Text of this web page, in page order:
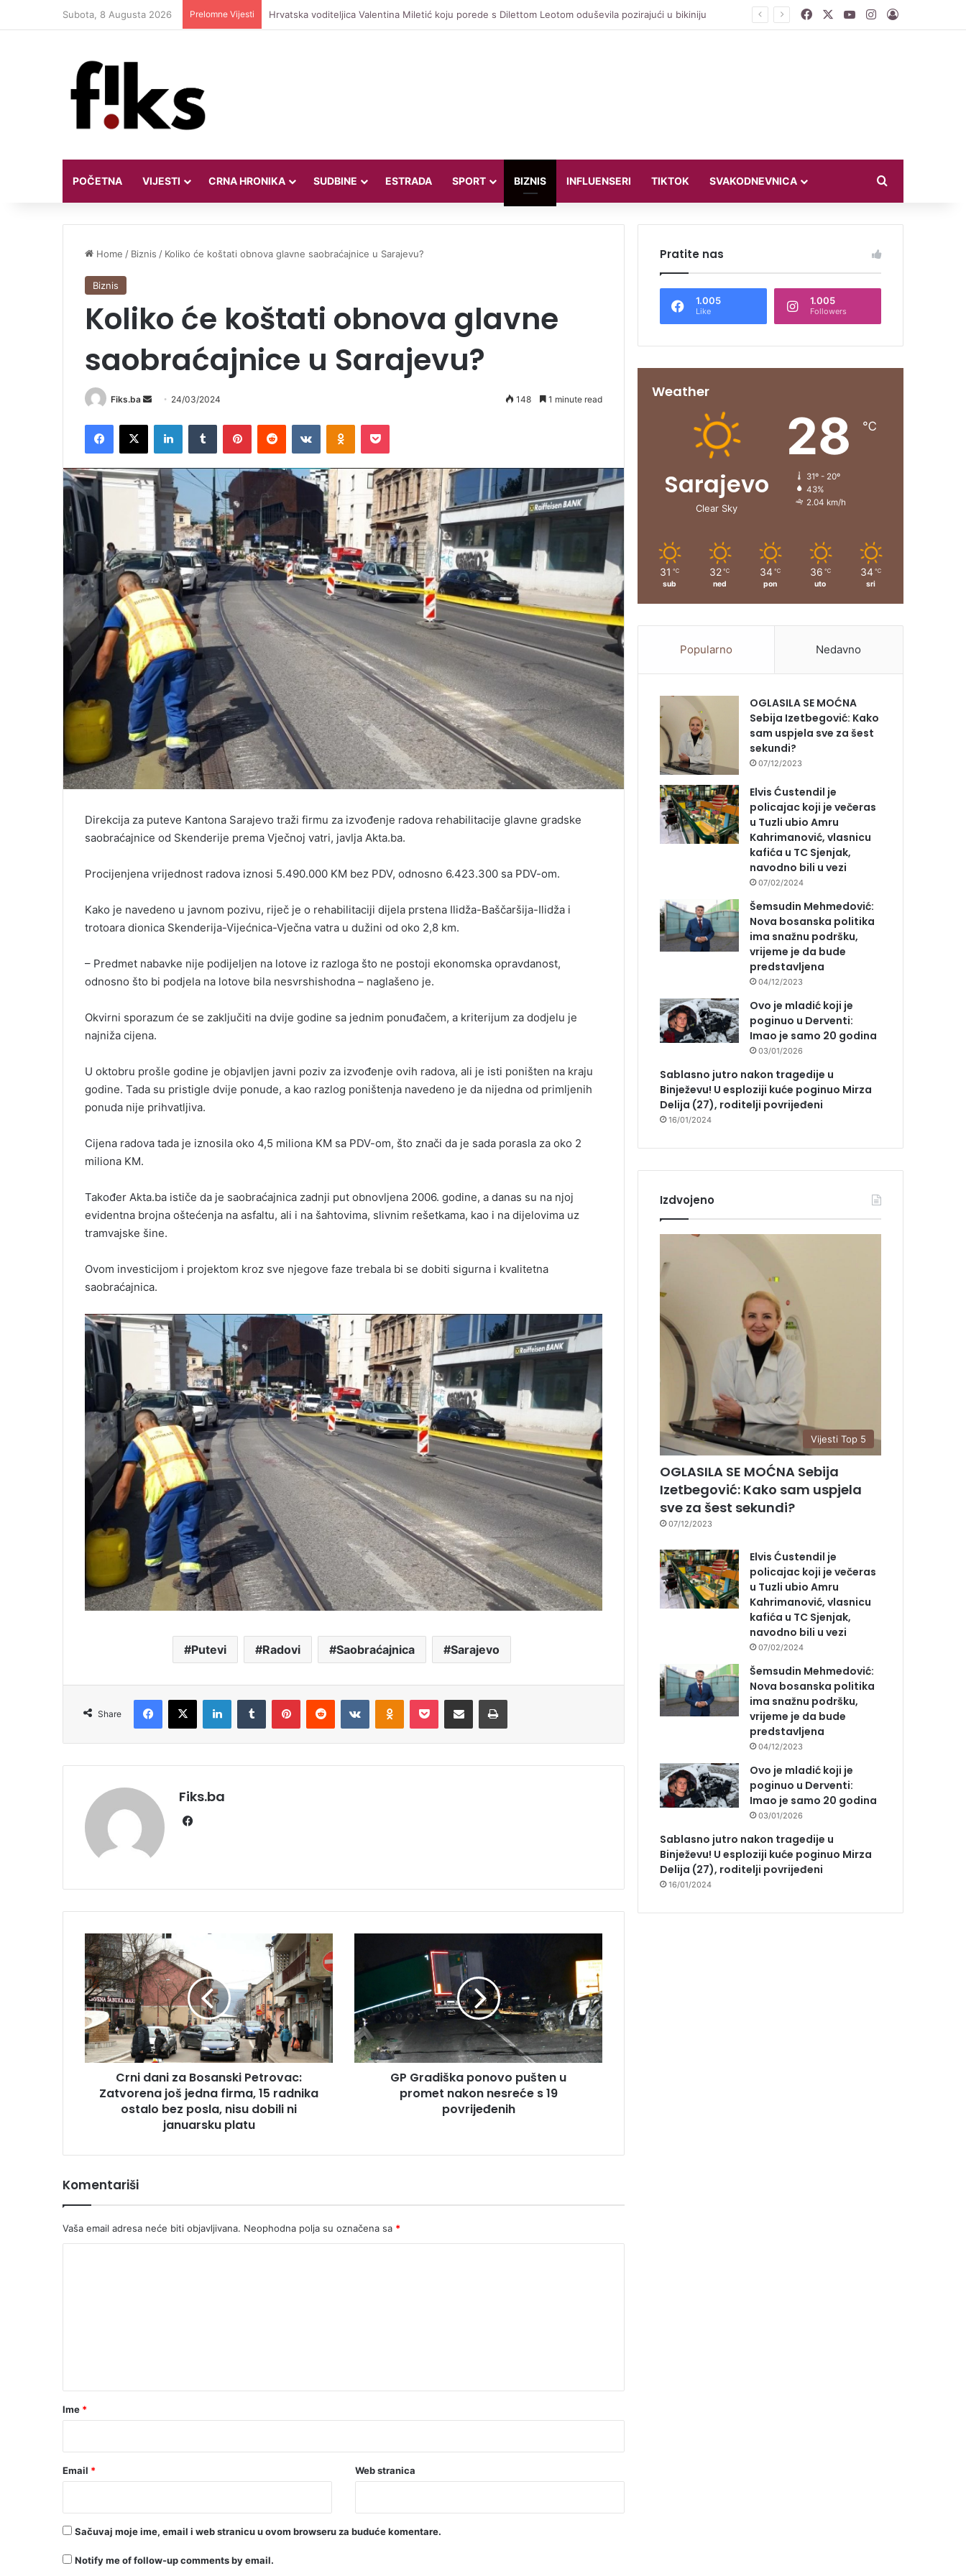
Subota, 8 Augusta 2026 Prelomne Vijesti Hrvatska voditeljica Valentina Miletić koju porede s Dilettom Leotom oduševila pozirajući u bikiniju FacebookYouTubeInstagram
Log In
POČETNA VIJESTI CRNA HRONIKA SUDBINE ESTRADA SPORT BIZNIS INFLUENSERI TIKTOK SVAKODNEVNICA
Home / Biznis / Koliko će koštati obnova glavne saobraćajnice u Sarajevu?
Biznis
Koliko će koštati obnova glavne
saobraćajnice u Sarajevu?
Fiks.ba
Send
email
24/03/2024 148 1 minute read
Facebook
X LinkedInTumblr PinterestReddit VKontakteOdnoklassniki
Pocket
Direkcija za puteve Kantona Sarajevo traži firmu za izvođenje radova rehabilitacije glavne gradske
saobraćajnice od Skenderije prema Vječnoj vatri, javlja Akta.ba.
Procijenjena vrijednost radova iznosi 5.490.000 KM bez PDV, odnosno 6.423.300 sa PDV-om.
Kako je navedeno u javnom pozivu, riječ je o rehabilitaciji dijela prstena Ilidža-Baščaršija-Ilidža i
trotoara dionica Skenderija-Vijećnica-Vječna vatra u dužini od oko 2,8 km.
– Predmet nabavke nije podijeljen na lotove iz razloga što ne postoji ekonomska opravdanost,
odnosno što bi podjela na lotove bila nesvrshishodna – naglašeno je.
Okvirni sporazum će se zaključiti na dvije godine sa jednim ponuđačem, a kriterijum za dodjelu je
najniža cijena.
U oktobru prošle godine je objavljen javni poziv za izvođenje ovih radova, ali je isti poništen na kraju
godine. Tada su pristigle dvije ponude, a kao razlog poništenja navedeno je da nijedna od primljenih
ponuda nije prihvatljiva.
Cijena radova tada je iznosila oko 4,5 miliona KM sa PDV-om, što znači da je sada porasla za oko 2
miliona KM.
Također Akta.ba ističe da je saobraćajnica zadnji put obnovljena 2006. godine, a danas su na njoj
evidentna brojna oštećenja na asfaltu, ali i na šahtovima, slivnim rešetkama, kao i na dijelovima uz
tramvajske šine.
Ovom investicijom i projektom kroz sve njegove faze trebala bi se dobiti sigurna i kvalitetna
saobraćajnica.
Putevi Radovi Saobraćajnica Sarajevo
Share
Facebook
X LinkedInTumblr PinterestReddit VKontakteOdnoklassniki
Pocket Share via Email Print
Fiks.ba
Crni
dani
za
Bosanski
Petrovac:
Zatvorena
još
jedna
firma,
radnika
ni
Crni dani za Bosanski Petrovac:
Zatvorena još jedna firma, 15 radnika
ostalo bez posla, nisu dobili ni
januarsku platu
ponovo
promet
nakon
nesreće
s
povrijeđenih
GP Gradiška ponovo pušten u
promet nakon nesreće s 19
povrijeđenih
Komentariši
Vaša email adresa neće biti objavljivana. Neophodna polja su označena sa *
rIme *
Email * Web stranica
Sačuvaj moje ime, email i web stranicu u ovom browseru za buduće komentare.
Notify me of follow-up comments by email.
Pratite nas
1.005
Like
1.005
Followers
Weather
Sarajevo
Clear Sky
28 ℃
31º - 20º
43%
2.04 km/h
31 ℃
sub
32 ℃
ned
34 ℃
pon
36 ℃
uto
34 ℃
sri
Popularno Nedavno
OGLASILA SE MOĆNA
Sebija Izetbegović: Kako
sam uspjela sve za šest
sekundi?
07/12/2023
Elvis Ćustendil je
policajac koji je večeras
u Tuzli ubio Amru
Kahrimanović, vlasnicu
kafića u TC Sjenjak,
navodno bili u vezi
07/02/2024
Šemsudin Mehmedović:
Nova bosanska politika
ima snažnu podršku,
vrijeme je da bude
predstavljena
04/12/2023
Ovo je mladić koji je
poginuo u Derventi:
Imao je samo 20 godina
03/01/2026
Sablasno jutro nakon tragedije u
Binježevu! U esploziji kuće poginuo Mirza
Delija (27), roditelji povrijeđeni
16/01/2024
Izdvojeno
Vijesti Top 5
OGLASILA SE MOĆNA Sebija
Izetbegović: Kako sam uspjela
sve za šest sekundi?
07/12/2023
Elvis Ćustendil je
policajac koji je večeras
u Tuzli ubio Amru
Kahrimanović, vlasnicu
kafića u TC Sjenjak,
navodno bili u vezi
07/02/2024
Šemsudin Mehmedović:
Nova bosanska politika
ima snažnu podršku,
vrijeme je da bude
predstavljena
04/12/2023
Ovo je mladić koji je
poginuo u Derventi:
Imao je samo 20 godina
03/01/2026
Sablasno jutro nakon tragedije u
Binježevu! U esploziji kuće poginuo Mirza
Delija (27), roditelji povrijeđeni
16/01/2024